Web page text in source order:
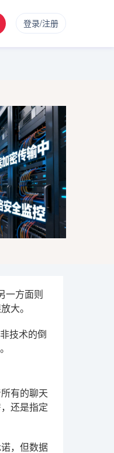
登录/注册
一方面则
大。
技术的倒
有的聊天
还是指定
，但数据